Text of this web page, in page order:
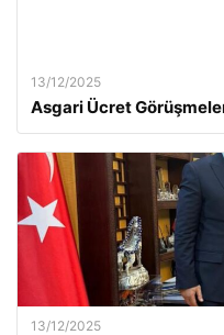
13/12/2025
Asgari Ücret
13/12/2025